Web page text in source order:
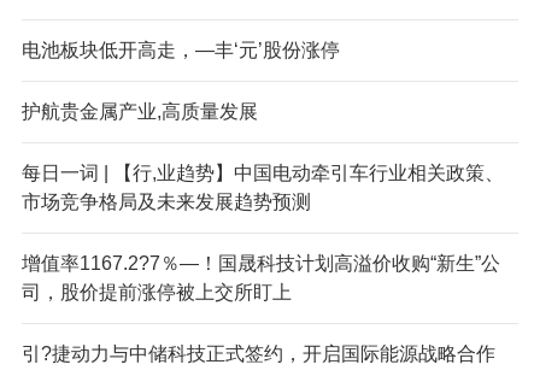
电池板块低开高走，—丰‘元’股份涨停
护航贵金属产业,高质量发展
每日一词 | 【行,业趋势】中国电动牵引车行业相关政策、
市场竞争格局及未来发展趋势预测
增值率1167.2?7％—！国晟科技计划高溢价收购“新生”公
司，股价提前涨停被上交所盯上
引?捷动力与中储科技正式签约，开启国际能源战略合作